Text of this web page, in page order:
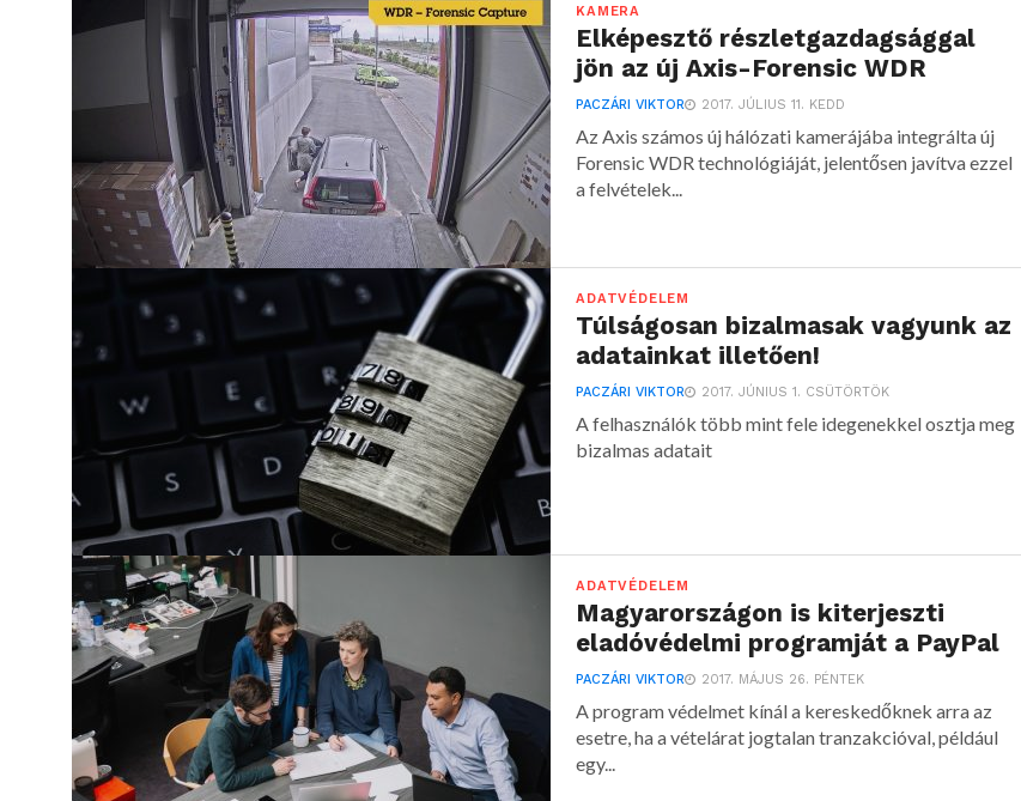
KAMERA
Elképesztő részletgazdagsággal
jön az új Axis-Forensic WDR
PACZÁRI VIKTOR 2017. JÚLIUS 11. KEDD
Az Axis számos új hálózati kamerájába integrálta új
Forensic WDR technológiáját, jelentősen javítva ezzel
a felvételek...
ADATVÉDELEM
Túlságosan bizalmasak vagyunk az
adatainkat illetően!
PACZÁRI VIKTOR 2017. JÚNIUS 1. CSÜTÖRTÖK
A felhasználók több mint fele idegenekkel osztja meg
bizalmas adatait
ADATVÉDELEM
Magyarországon is kiterjeszti
eladóvédelmi programját a PayPal
PACZÁRI VIKTOR 2017. MÁJUS 26. PÉNTEK
A program védelmet kínál a kereskedőknek arra az
esetre, ha a vételárat jogtalan tranzakcióval, például
egy...